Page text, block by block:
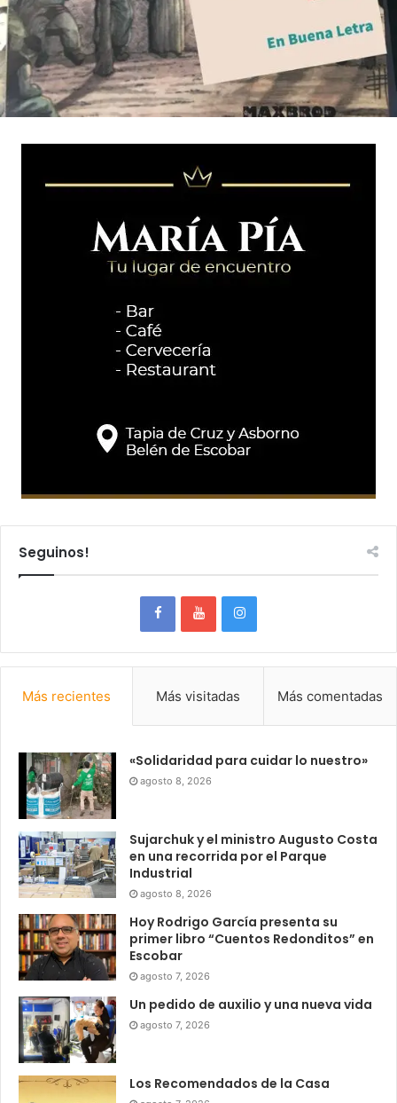
Seguinos!
Más recientes Más visitadas Más comentadas
«Solidaridad para cuidar lo nuestro»
agosto 8, 2026
Sujarchuk y el ministro Augusto Costa
en una recorrida por el Parque
Industrial
agosto 8, 2026
Hoy Rodrigo García presenta su
primer libro “Cuentos Redonditos” en
Escobar
agosto 7, 2026
Un pedido de auxilio y una nueva vida
agosto 7, 2026
Los Recomendados de la Casa